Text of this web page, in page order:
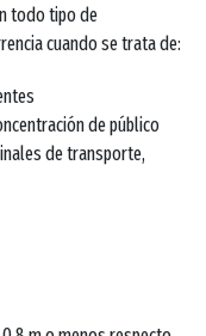
todo tipo de
cuando se trata de:
de público
de transporte,